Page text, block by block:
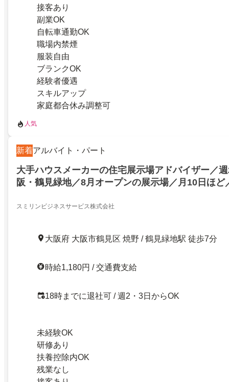
接客あり
副業OK
自転車通勤OK
職場内禁煙
服装自由
ブランクOK
経験者優遇
スキルアップ
家庭都合休み調整可
人気
新着アルバイト・パート
大手ハウスメーカーの住宅展示場アドバイザー／
阪・鶴見緑地／8月オープンの展示場／月10日ほど
スミリンビジネスサービス株式会社
大阪府 大阪市鶴見区 焼野 / 鶴見緑地駅 徒歩7分
時給1,180円 / 交通費支給
18時までに退社可 / 週2・3日からOK
未経験OK
研修あり
扶養控除内OK
残業なし